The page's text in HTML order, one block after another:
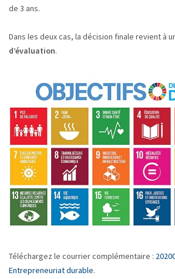
de 3 ans.
Dans les deux cas, la décision finale revient à
d’évaluation.
Téléchargez le courrier complémentaire :
Entrepreneuriat durable.